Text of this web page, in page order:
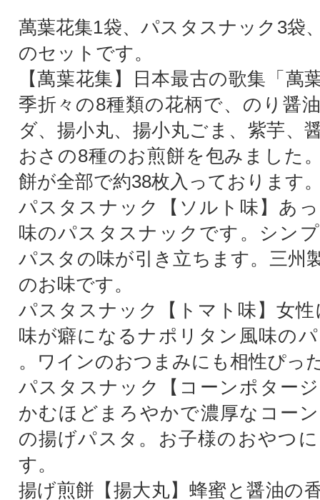
萬葉花集1袋、パスタスナック3袋
のセットです。
【萬葉花集】日本最古の歌集「萬
季折々の8種類の花柄で、のり醤
ダ、揚小丸、揚小丸ごま、紫芋、
おさの8種のお煎餅を包みました
餅が全部で約38枚入っております
パスタスナック【ソルト味】あ
味のパスタスナックです。シン
パスタの味が引き立ちます。三州
のお味です。
パスタスナック【トマト味】女
味が癖になるナポリタン風味の
。ワインのおつまみにも相性ぴっ
パスタスナック【コーンポター
かむほどまろやかで濃厚なコー
の揚げパスタ。お子様のおやつ
す。
揚げ煎餅【揚大丸】蜂蜜と醤油の